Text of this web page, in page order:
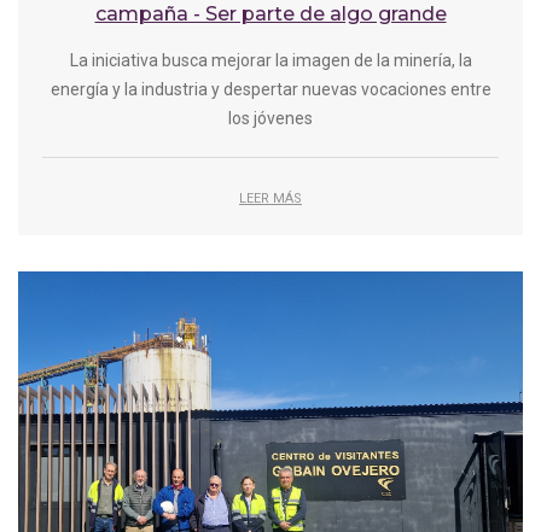
campaña - Ser parte de algo grande
La iniciativa busca mejorar la imagen de la minería, la
energía y la industria y despertar nuevas vocaciones entre
los jóvenes
LEER MÁS